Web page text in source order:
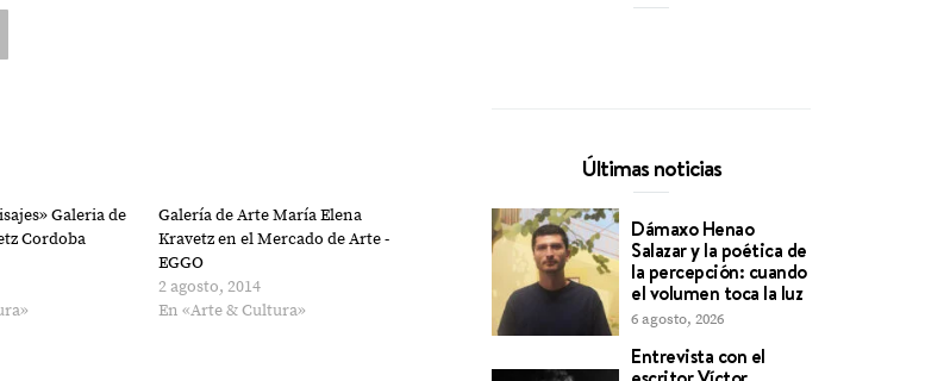
Galeria de
Cordoba
Galería de Arte María Elena
Kravetz en el Mercado de Arte -
EGGO
2 agosto, 2014
En «Arte & Cultura»
Últimas noticias
Dámaxo Henao
Salazar y la poética de
la percepción: cuando
el volumen toca la luz
6 agosto, 2026
Entrevista con el